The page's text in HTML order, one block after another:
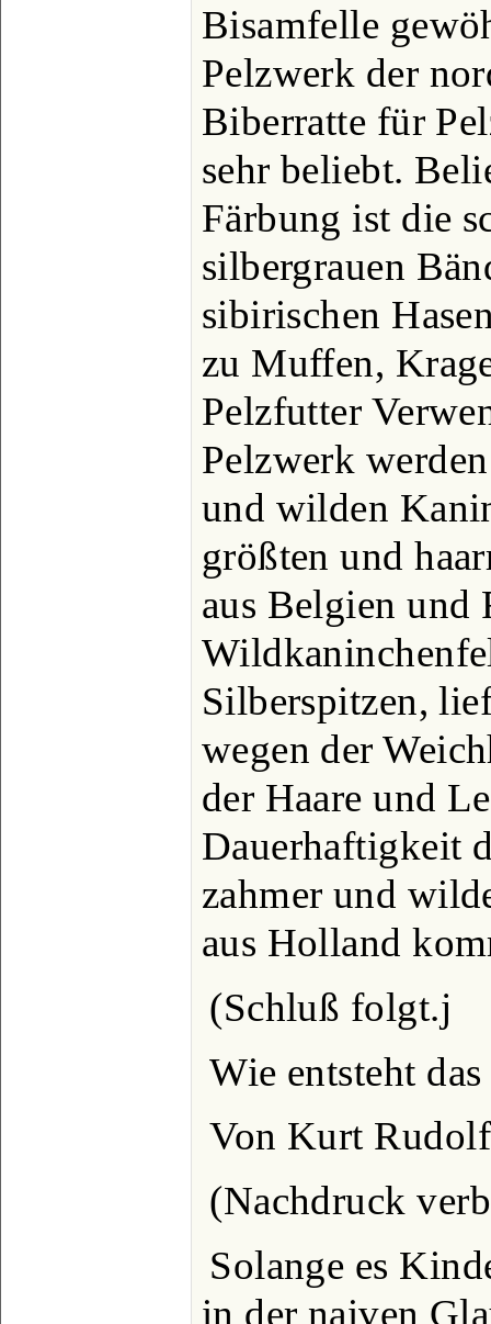
Bisamfelle
Pelzwerk der
Biberratte für
sehr beliebt.
Färbung ist die
silbergrauen
sibirischen
zu Muffen,
Pelzfutter
Pelzwerk
und wilden
größten und
aus Belgien und
Silberspitzen,
wegen der
der Haare und
Dauerhaftigkeit
zahmer und
aus Holland
(Schluß folgt.j
Wie entsteht
Von Kurt
(Nachdruck
Solange es
in der naiven